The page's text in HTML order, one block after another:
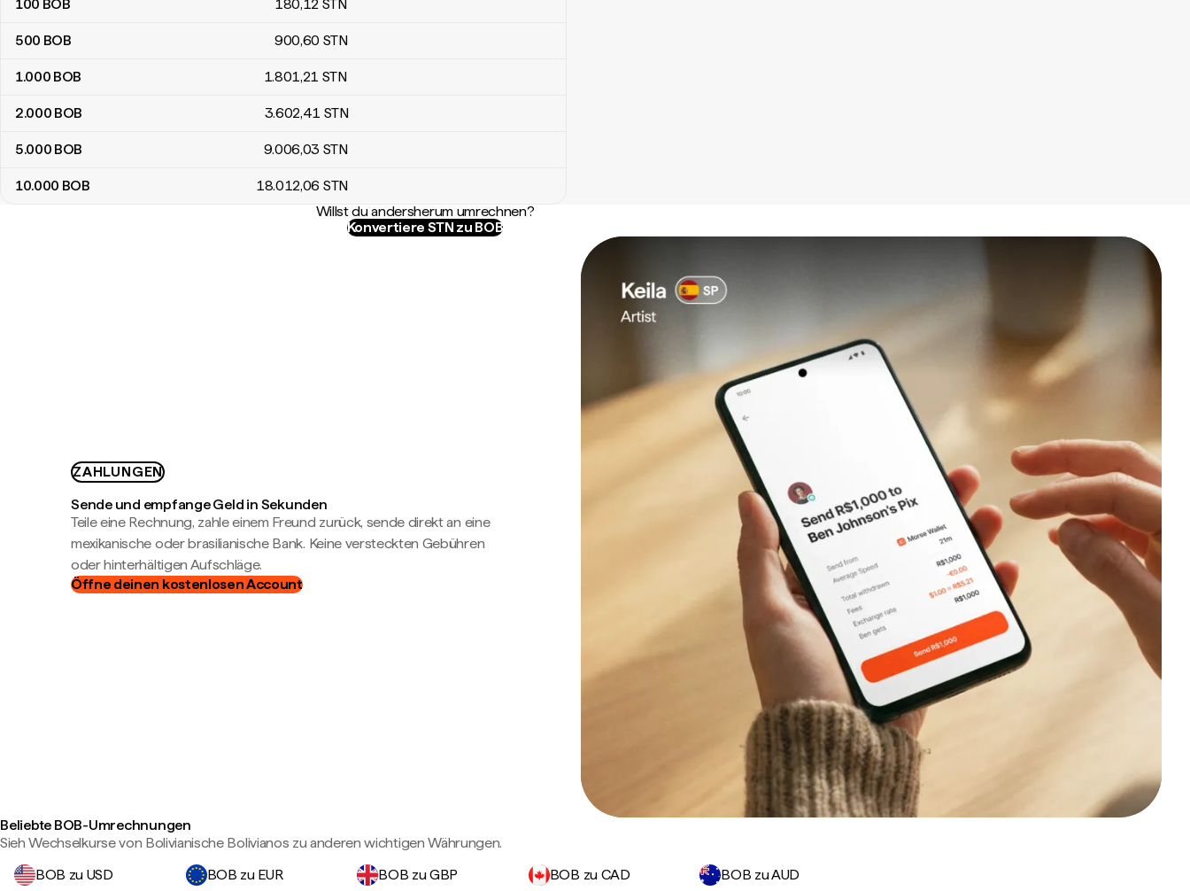
100 BOB 180,12 STN
500 BOB 900,60 STN
1.000 BOB 1.801,21 STN
2.000 BOB 3.602,41 STN
5.000 BOB 9.006,03 STN
10.000 BOB 18.012,06 STN
Willst du andersherum umrechnen?
Konvertiere STN zu BOB
ZAHLUNGEN
Sende und empfange Geld in Sekunden
Teile eine Rechnung, zahle einem Freund zurück, sende direkt an eine
mexikanische oder brasilianische Bank. Keine versteckten Gebühren
oder hinterhältigen Aufschläge.
Öffne deinen kostenlosen Account
Beliebte BOB-Umrechnungen
Sieh Wechselkurse von Bolivianische Bolivianos zu anderen wichtigen Währungen.
BOB zu USD
BOB zu EUR BOB zu GBP BOB zu CAD BOB zu AUD